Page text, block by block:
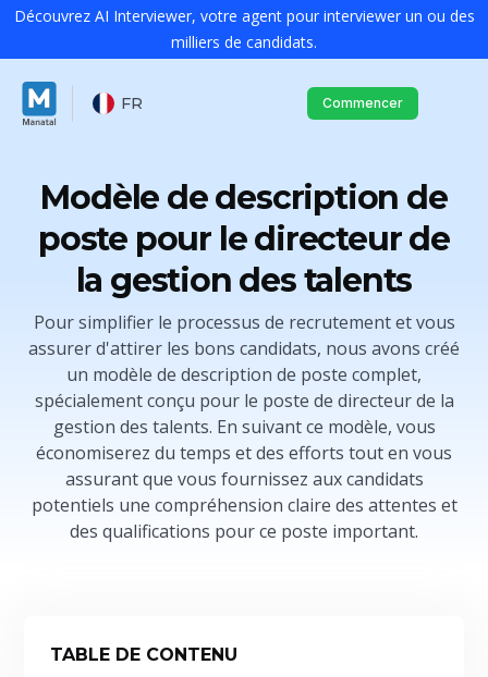
Découvrez AI Interviewer, votre agent pour interviewer un ou des
milliers de candidats.
FR Commencer
Modèle de description de
poste pour le directeur de
la gestion des talents
Pour simplifier le processus de recrutement et vous
assurer d'attirer les bons candidats, nous avons créé
un modèle de description de poste complet,
spécialement conçu pour le poste de directeur de la
gestion des talents. En suivant ce modèle, vous
économiserez du temps et des efforts tout en vous
assurant que vous fournissez aux candidats
potentiels une compréhension claire des attentes et
des qualifications pour ce poste important.
TABLE DE CONTENU